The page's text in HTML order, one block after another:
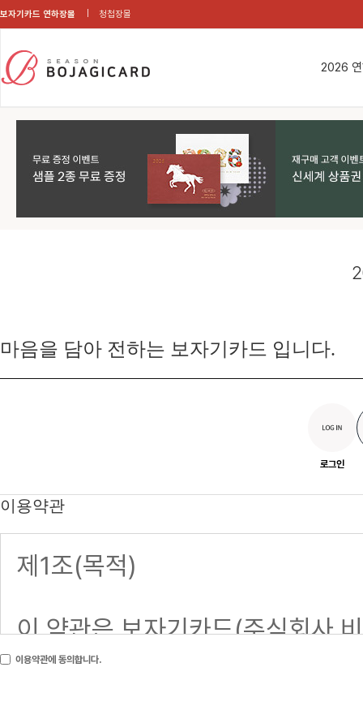
보자기카드 연하장몰 청첩장몰
2026
마음을 담아 전하는 보자기카드 입니다.
로그인
이용약관
이용약관에 동의합니다.